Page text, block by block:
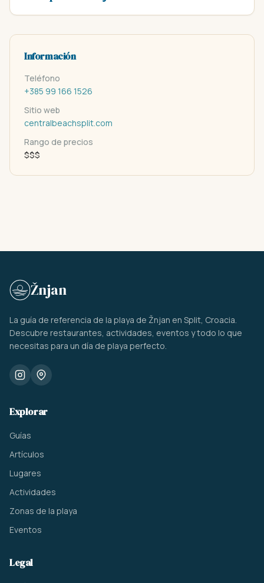
Información
Teléfono
+385 99 166 1526
Sitio web
centralbeachsplit.com
Rango de precios
$$$
Žnjan
La guía de referencia de la playa de Žnjan en Split, Croacia.
Descubre restaurantes, actividades, eventos y todo lo que
necesitas para un día de playa perfecto.
Explorar
Guías
Artículos
Lugares
Actividades
Zonas de la playa
Eventos
Legal